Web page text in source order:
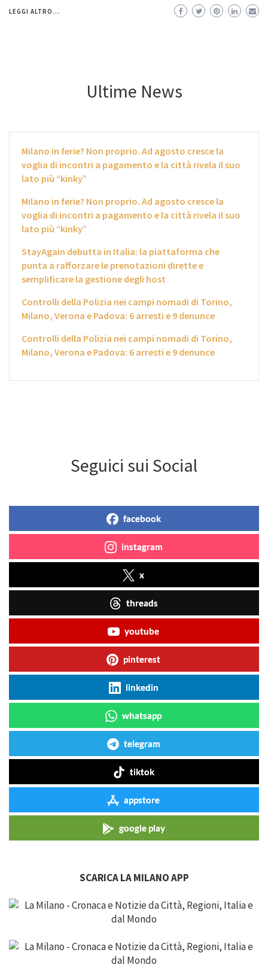
LEGGI ALTRO...
Ultime News
Milano in ferie? Non proprio. Ad agosto cresce la
voglia di incontri a pagamento e la città rivela il suo
lato più “kinky”
Milano in ferie? Non proprio. Ad agosto cresce la
voglia di incontri a pagamento e la città rivela il suo
lato più “kinky”
StayAgain debutta in Italia: la piattaforma che
punta a rafforzare le prenotazioni dirette e
semplificare la gestione degli host
Controlli della Polizia nei campi nomadi di Torino,
Milano, Verona e Padova: 6 arresti e 9 denunce
Controlli della Polizia nei campi nomadi di Torino,
Milano, Verona e Padova: 6 arresti e 9 denunce
Seguici sui Social
facebook
instagram
x
threads
youtube
pinterest
linkedin
whatsapp
telegram
tiktok
appstore
google play
SCARICA LA MILANO APP